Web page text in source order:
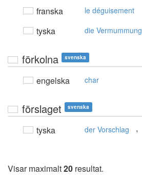
franska le déguisement
tyska die Vermummung
förkolna svenska
engelska char
förslaget svenska
tyska der Vorschlag ,
Visar maximalt20 resultat.